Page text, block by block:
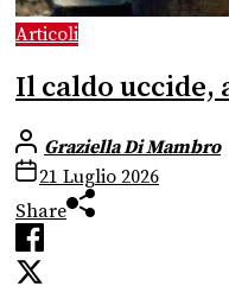
Articoli
Il caldo uccide,
Graziella Di Mambro
21 Luglio 2026
Share